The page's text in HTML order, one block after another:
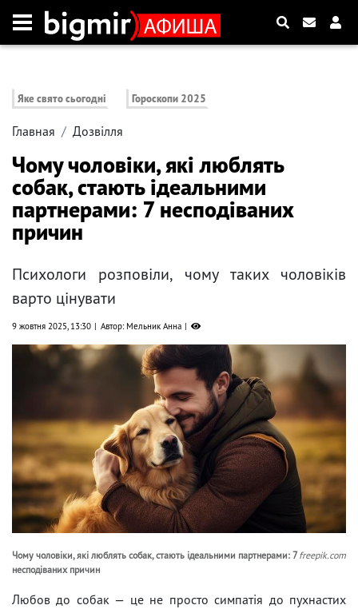
Яке свято сьогодні Гороскопи 2025
Главная Дозвілля
Чому чоловіки, які люблять
собак, стають ідеальними
партнерами: 7 несподіваних
причин
Психологи розповіли, чому таких чоловіків
варто цінувати
9 жовтня 2025, 13:30 Автор: Мельник Анна
Чому чоловіки, які люблять собак, стають ідеальними партнерами: 7
несподіваних причин
freepik.com
Любов до собак — це не просто симпатія до пухнастих